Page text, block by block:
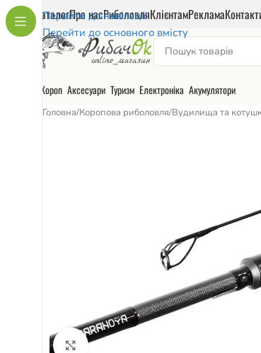
Перейти до навігації
Перейти до основного вмісту
КаталогПро насРиболовляКлієнтамРеклама
Короп Аксесуари Туризм Електроніка Акумулятори
Головна/Коропова риболовля/Вудилища та
Натисніть, щоб збільшити